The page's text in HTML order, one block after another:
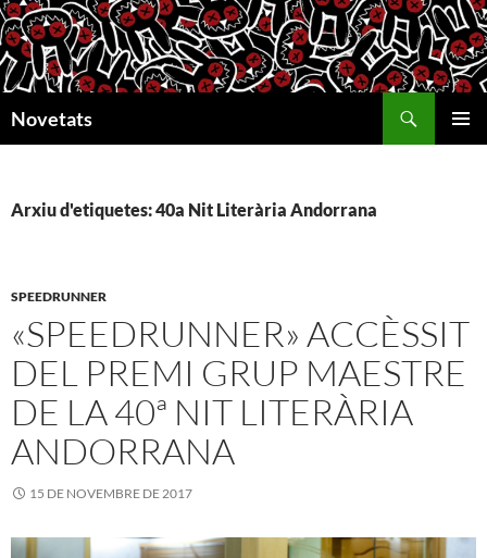
Vés
al
contingut
Novetats
Arxiu d'etiquetes: 40a Nit Literària Andorrana
SPEEDRUNNER
«SPEEDRUNNER» ACCÈSSIT
DEL PREMI GRUP MAESTRE
DE LA 40ª NIT LITERÀRIA
ANDORRANA
15 DE NOVEMBRE DE 2017